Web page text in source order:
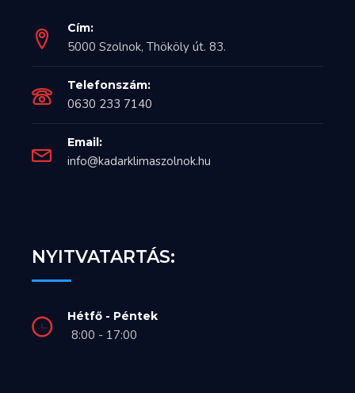
Cím:
5000 Szolnok, Thököly út. 83.
Telefonszám:
0630 233 7140
Email:
info@kadarklimaszolnok.hu
NYITVATARTÁS:
Hétfő - Péntek
8:00 - 17:00